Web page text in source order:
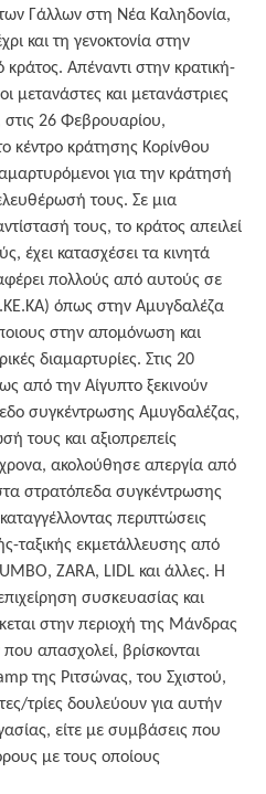
Γάλλων στη Νέα Καληδονία,
και τη γενοκτονία στην
κράτος. Απέναντι στην κρατική-
μετανάστες και μετανάστριες
στις 26 Φεβρουαρίου,
κέντρο κράτησης Κορίνθου
για την κράτησή
τους. Σε μια
τους, το κράτος απειλεί
έχει κατασχέσει τα κινητά
πολλούς από αυτούς σε
όπως στην Αμυγδαλέζα
στην απομόνωση και
διαμαρτυρίες. Στις 20
από την Αίγυπτο ξεκινούν
συγκέντρωσης Αμυγδαλέζας,
τους και αξιοπρεπείς
ακολούθησε απεργία από
στρατόπεδα συγκέντρωσης
περιπτώσεις
ταξικής εκμετάλλευσης από
ZARA, LIDL και άλλες. H
συσκευασίας και
στην περιοχή της Μάνδρας
απασχολεί, βρίσκονται
της Ριτσώνας, του Σχιστού,
τρίες δουλεύουν για αυτήν
είτε με συμβάσεις που
με τους οποίους